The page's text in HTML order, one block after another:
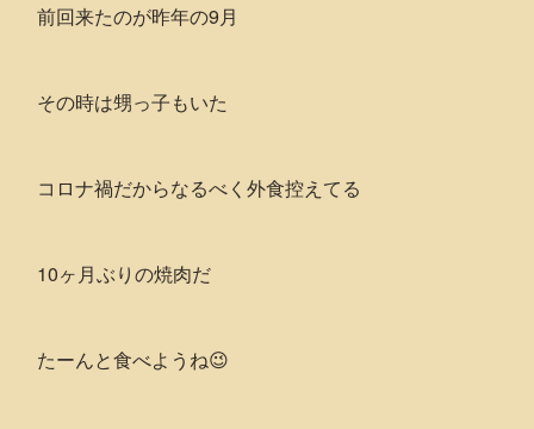
前回来たのが昨年の9月
その時は甥っ子もいた
コロナ禍だからなるべく外食控えてる
10ヶ月ぶりの焼肉だ
たーんと食べようね😉